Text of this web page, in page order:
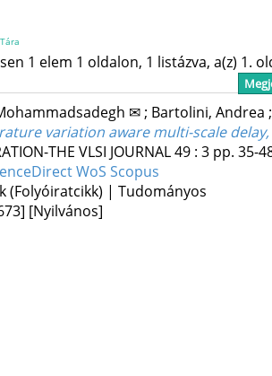
1 elem 1 oldalon, 1 listázva, a(z) 1.
✉; Bartolini, Andrea
variation aware multi-scale
THE VLSI JOURNAL49: 3 pp. 35-
WoS Scopus
(Folyóiratcikk) | Tudományos
[Nyilvános]